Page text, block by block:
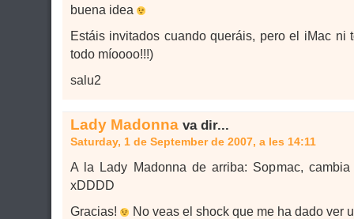
buena idea
Estáis invitados cuando queráis, pero el iMac ni
todo míoooo!!!)
salu2
Lady Madonnava dir...
Saturday, 1 de September de 2007, a les 14:11
A la Lady Madonna de arriba: Sopmac,
xDDDD
Gracias!
No veas el shock que me ha dado ver